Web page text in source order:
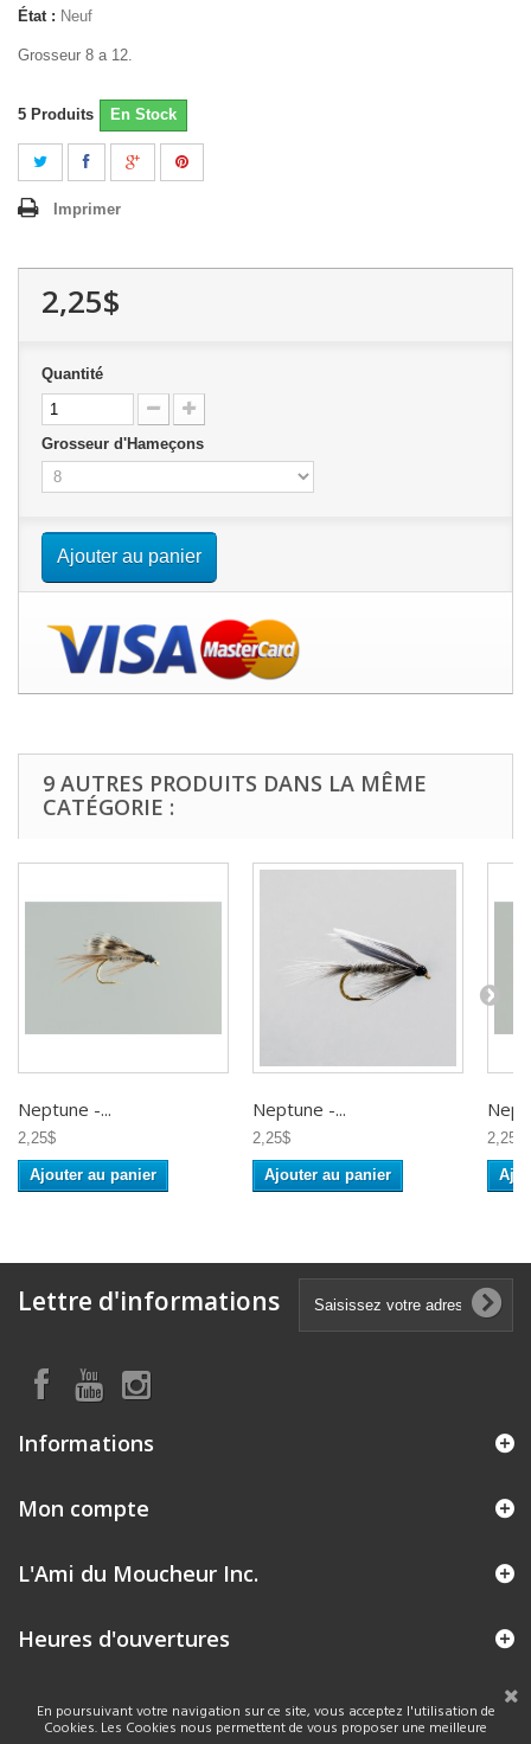
État : Neuf
Grosseur 8 a 12.
5 Produits En Stock
Imprimer
2,25$
Quantité
Grosseur d'Hameçons
Ajouter au panier
9 AUTRES PRODUITS DANS LA MÊME
CATÉGORIE :
Neptune -...
2,25$
Ajouter au panier
Neptune -...
2,25$
Ajouter au panier
2,25$
Lettre d'informations
Informations
Mon compte
L'Ami du Moucheur Inc.
Heures d'ouvertures
En poursuivant votre navigation sur ce site, vous acceptez l'utilisation de
Cookies. Les Cookies nous permettent de vous proposer une meilleure